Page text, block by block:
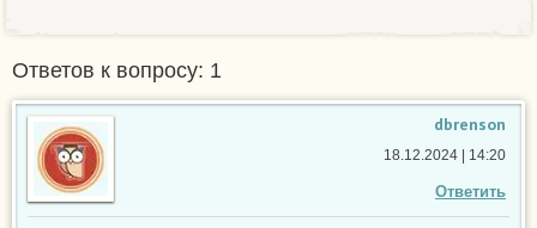
Ответов к вопросу: 1
dbrenson
Ответить
18.12.2024 | 14:20